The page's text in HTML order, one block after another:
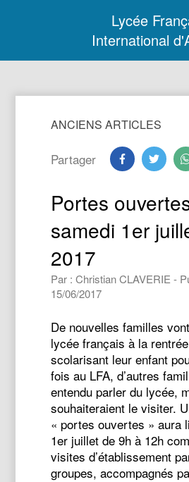
Lycée
International
ANCIENS ARTICLES
Partager
Portes
samedi 1er
2017
Par : Christian CLAVERIE -
15/06/2017
De nouvelles familles
lycée français à la
scolarisant leur enfant
fois au LFA, d’autres
entendu parler du lycée,
souhaiteraient le visiter.
« portes ouvertes » aura
1er juillet de 9h à 12h
visites d’établissement
groupes, accompagnés